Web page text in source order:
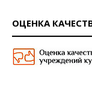
ОЦЕНКА